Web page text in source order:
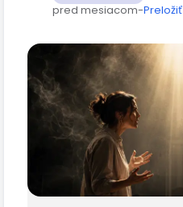
pred mesiacom-Preložiť